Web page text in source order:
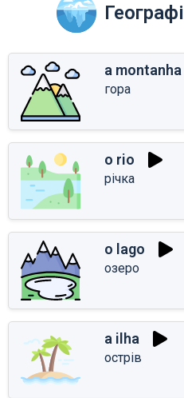
a montanha
гора
o rio
річка
o lago
озеро
a ilha
острів